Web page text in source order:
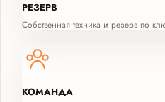
РЕЗЕРВ
Собственная техника и резерв по
КОМАНДА